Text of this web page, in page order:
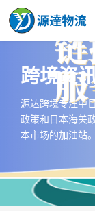
跨境资
源达跨境专注中
政策和日本海关
本市场的加油站。